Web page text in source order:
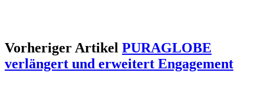
Vorheriger Artikel PURAGLOBE
verlängert und erweitert Engagement